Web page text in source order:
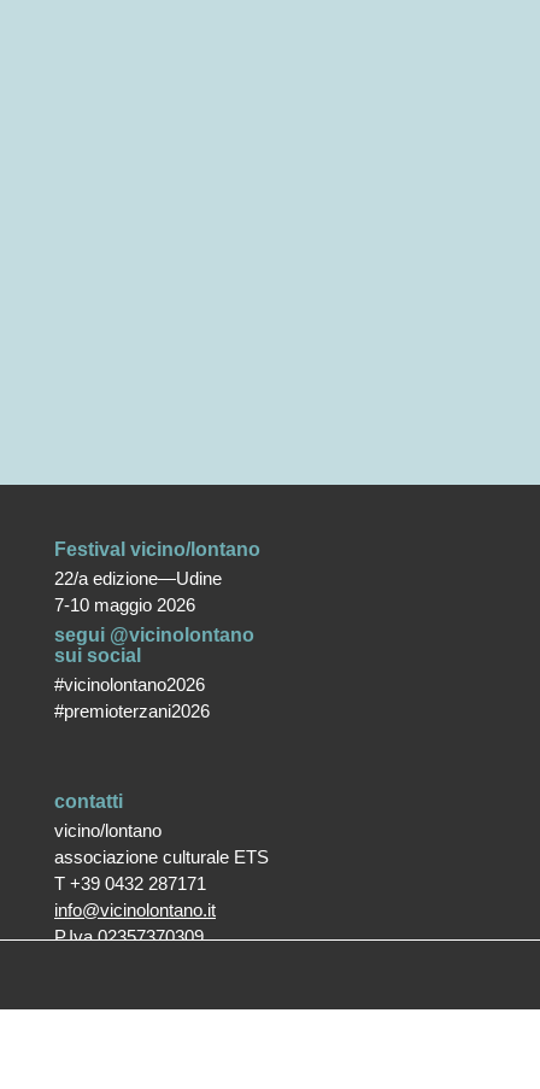
Festival vicino/lontano
22/a edizione—Udine
7-10 maggio 2026
segui @vicinolontano
sui social
#vicinolontano2026
#premioterzani2026
contatti
vicino/lontano
associazione culturale ETS
T +39 0432 287171
info@vicinolontano.it
P.Iva 02357370309